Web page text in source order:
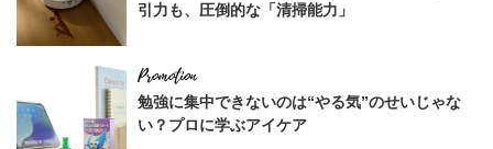
引力も、圧倒的な「清掃能力」
勉強に集中できないのは“やる気”のせいじゃな
い？プロに学ぶアイケア